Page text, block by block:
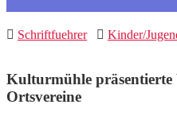
Schriftfuehrer Kinder/
Kulturmühle präsentierte
Ortsvereine